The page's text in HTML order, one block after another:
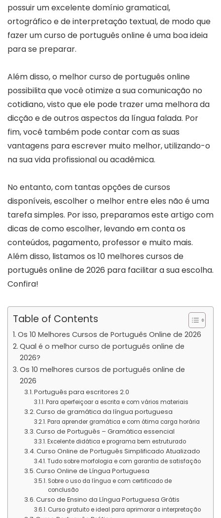
possuir um excelente domínio gramatical,
ortográfico e de interpretação textual, de modo que
fazer um curso de português online é uma boa ideia
para se preparar.
Além disso, o melhor curso de português online
possibilita que você otimize a sua comunicação no
cotidiano, visto que ele pode trazer uma melhora da
dicção e de outros aspectos da língua falada. Por
fim, você também pode contar com as suas
vantagens para escrever muito melhor, utilizando-o
na sua vida profissional ou acadêmica.
No entanto, com tantas opções de cursos
disponíveis, escolher o melhor entre eles não é uma
tarefa simples. Por isso, preparamos este artigo com
dicas de como escolher, levando em conta os
conteúdos, pagamento, professor e muito mais.
Além disso, listamos os 10 melhores cursos de
português online de 2026 para facilitar a sua escolha.
Confira!
Table of Contents
Os 10 Melhores Cursos de Português Online de 2026
Qual é o melhor curso de português online de
2026?
Os 10 melhores cursos de português online de
2026
Português para escritores 2.0
Para aperfeiçoar a escrita e com vários materiais
Curso de gramática da língua portuguesa
Para aprender gramática e com ótima carga horária
Curso de Português – Gramática essencial
Excelente didática e programa bem estruturado
Curso Online de Português Simplificado Atualizado
Tudo sobre morfologia e com garantia de satisfação
Curso Online de Língua Portuguesa
Sobre o uso da língua e com certificado de
conclusão
Curso de Ensino da Língua Portuguesa Grátis
Curso gratuito e ideal para aprimorar a interpretação